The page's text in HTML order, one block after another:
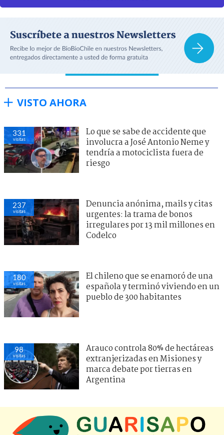
VISTO AHORA
331
visitas
Lo que se sabe de accidente que
involucra a José Antonio Neme y
tendría a motociclista fuera de
riesgo
237
visitas
Denuncia anónima, mails y citas
urgentes: la trama de bonos
irregulares por 13 mil millones en
Codelco
180
visitas
El chileno que se enamoró de una
española y terminó viviendo en un
pueblo de 300 habitantes
98
visitas
Arauco controla 80% de hectáreas
extranjerizadas en Misiones y
marca debate por tierras en
Argentina